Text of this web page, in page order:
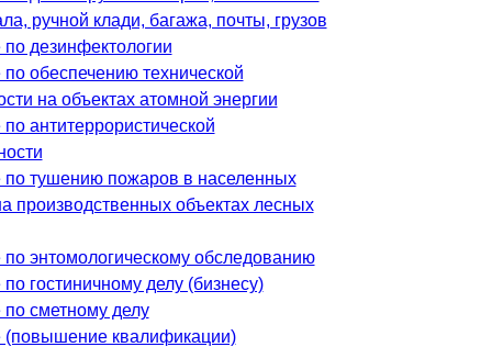
ручной клади, багажа, почты, грузов
дезинфектологии
обеспечению технической
на объектах атомной энергии
антитеррористической
по тушению пожаров в населенных
производственных объектах лесных
энтомологическому обследованию
гостиничному делу (бизнесу)
сметному делу
(повышение квалификации)